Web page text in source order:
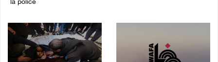
la police